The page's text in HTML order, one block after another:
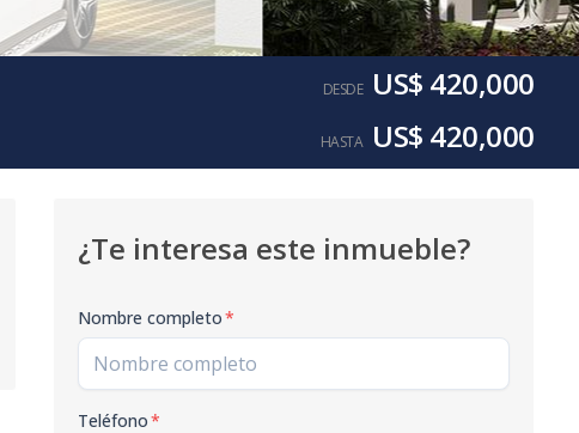
DESDE US$ 420,000
HASTA US$ 420,000
¿Te interesa este inmueble?
Nombre completo*
Teléfono*